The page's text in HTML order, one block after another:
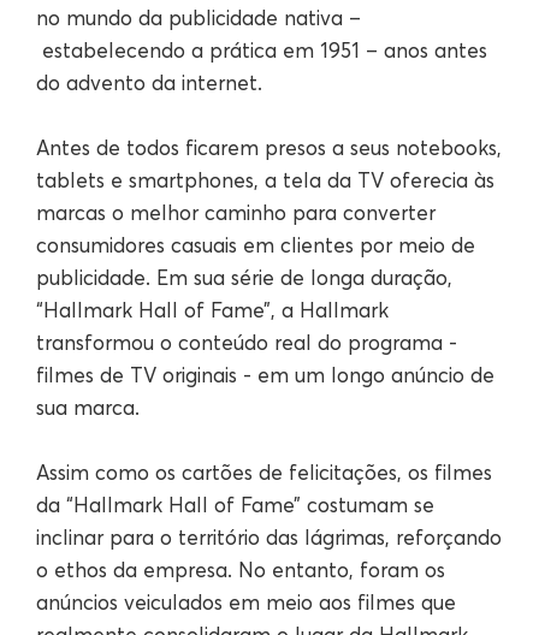
no mundo da publicidade nativa –
estabelecendo a prática em 1951 – anos antes
do advento da internet.
Antes de todos ficarem presos a seus notebooks,
tablets e smartphones, a tela da TV oferecia às
marcas o melhor caminho para converter
consumidores casuais em clientes por meio de
publicidade. Em sua série de longa duração,
“Hallmark Hall of Fame”, a Hallmark
transformou o conteúdo real do programa -
filmes de TV originais - em um longo anúncio de
sua marca.
Assim como os cartões de felicitações, os filmes
da “Hallmark Hall of Fame” costumam se
inclinar para o território das lágrimas, reforçando
o ethos da empresa. No entanto, foram os
anúncios veiculados em meio aos filmes que